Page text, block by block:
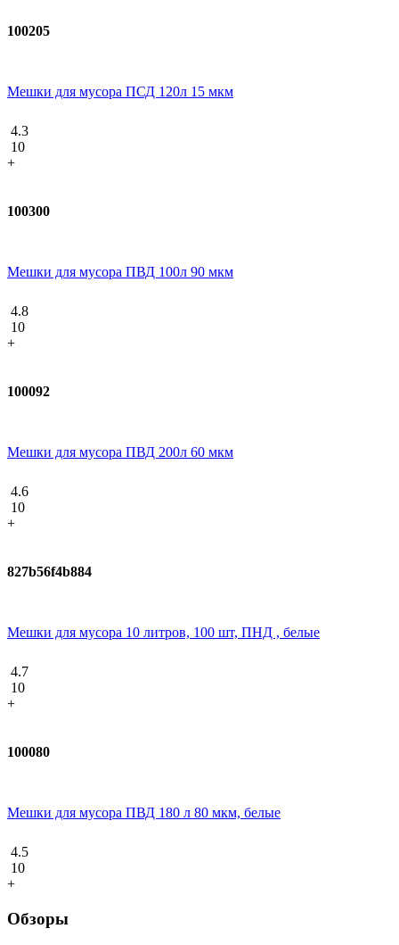
100205
Мешки для мусора ПСД 120л 15 мкм
4.3
10
+
100300
Мешки для мусора ПВД 100л 90 мкм
4.8
10
+
100092
Мешки для мусора ПВД 200л 60 мкм
4.6
10
+
827b56f4b884
Мешки для мусора 10 литров, 100 шт, ПНД , белые
4.7
10
+
100080
Мешки для мусора ПВД 180 л 80 мкм, белые
4.5
10
+
Обзоры